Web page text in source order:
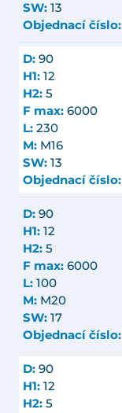
SW: 13
Objednací číslo:
D: 90
H1: 12
H2: 5
F max: 6000
L: 230
M: M16
SW: 13
Objednací číslo:
D: 90
H1: 12
H2: 5
F max: 6000
L: 100
M: M20
SW: 17
Objednací číslo:
D: 90
H1: 12
H2: 5